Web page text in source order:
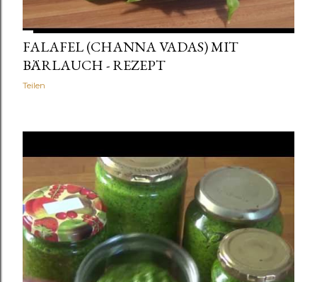
FALAFEL (CHANNA VADAS) MIT
BÄRLAUCH - REZEPT
Teilen